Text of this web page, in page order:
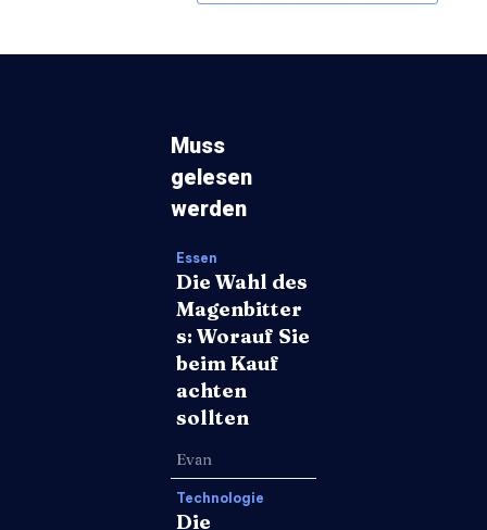
Muss
gelesen
werden
Essen
Die Wahl des
Magenbitter
s: Worauf Sie
beim Kauf
achten
sollten
Evan
Technologie
Die